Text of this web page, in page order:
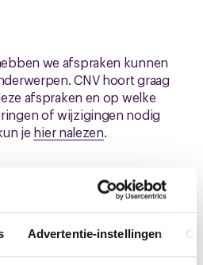
Advertentie-instellingen
we afspraken kunnen
CNV hoort graag
afspraken en op welke
of wijzigingen nodig
je hier nalezen.
je straks ook nalezen op
Blue Amigo Services | CNV
je je ervaringen laten